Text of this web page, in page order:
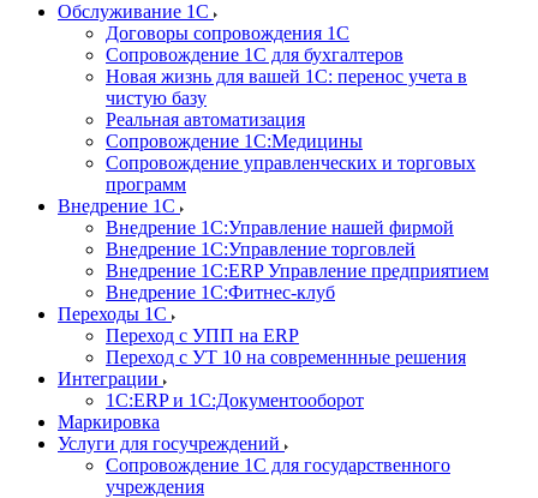
Обслуживание 1С
Договоры сопровождения 1С
Сопровождение 1С для бухгалтеров
Новая жизнь для вашей 1С: перенос учета в
чистую базу
Реальная автоматизация
Сопровождение 1С:Медицины
Сопровождение управленческих и торговых
программ
Внедрение 1С
Внедрение 1С:Управление нашей фирмой
Внедрение 1С:Управление торговлей
Внедрение 1С:ERP Управление предприятием
Внедрение 1С:Фитнес-клуб
Переходы 1С
Переход с УПП на ERP
Переход с УТ 10 на современнные решения
Интеграции
1С:ERP и 1С:Документооборот
Маркировка
Услуги для госучреждений
Сопровождение 1С для государственного
учреждения